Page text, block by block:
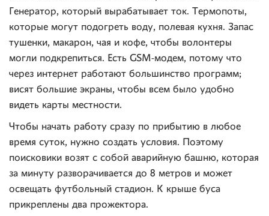
Генератор, который вырабатывает ток. Термопоты,
которые могут подогреть воду, полевая кухня. Запас
тушенки, макарон, чая и кофе, чтобы волонтеры
могли подкрепиться. Есть GSM-модем, потому что
через интернет работают большинство программ;
висят большие экраны, чтобы всем было удобно
видеть карты местности.
Чтобы начать работу сразу по прибытию в любое
время суток, нужно создать условия. Поэтому
поисковики возят с собой аварийную башню, которая
за минуту разворачивается до 8 метров и может
освещать футбольный стадион. К крыше буса
прикреплены два прожектора.